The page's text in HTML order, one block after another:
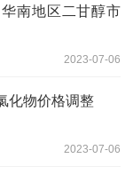
南地区二甘醇市
2023-07-06
化物价格调整
2023-07-06